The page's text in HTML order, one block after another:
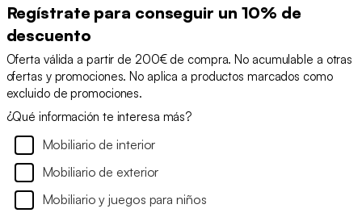
Regístrate para conseguir un 10% de
descuento
Oferta válida a partir de 200€ de compra. No acumulable a otras
ofertas y promociones. No aplica a productos marcados como
excluido de promociones.
¿Qué información te interesa más?
Mobiliario de interior
Mobiliario de exterior
Mobiliario y juegos para niños